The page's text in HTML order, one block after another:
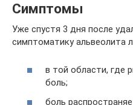
Симптомы
Уже спустя 3 дня после
симптоматику альвеолита
в той области, где
боль;
боль